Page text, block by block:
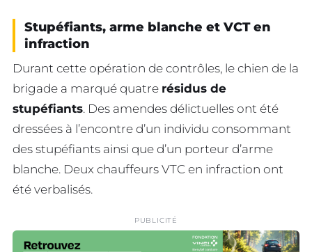
Stupéfiants, arme blanche et VCT en
infraction
Durant cette opération de contrôles, le chien de la
brigade a marqué quatre résidus de
stupéfiants. Des amendes délictuelles ont été
dressées à l’encontre d’un individu consommant
des stupéfiants ainsi que d’un porteur d’arme
blanche. Deux chauffeurs VTC en infraction ont
été verbalisés.
PUBLICITÉ